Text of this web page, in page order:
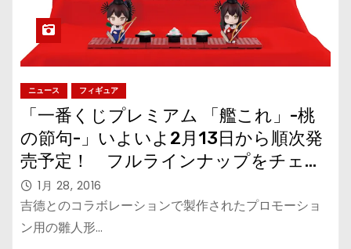
ニュース フィギュア
「一番くじプレミアム 「艦これ」-桃
の節句-」いよいよ2月13日から順次発
売予定！ フルラインナップをチェッ
ク！1月 28, 2016
吉德とのコラボレーションで製作されたプロモーショ
ン用の雛人形…